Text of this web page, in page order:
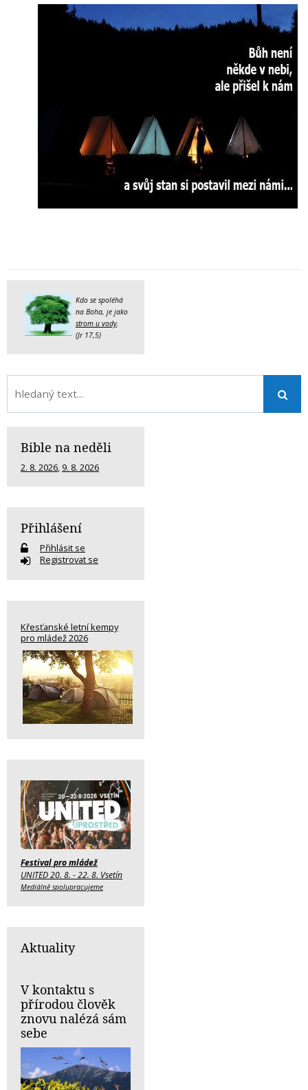
Kdo se spoléhá
na Boha, je jako
strom u vody
(Jr 17,5)
Bible na neděli
2. 8. 2026 9. 8. 2026
Přihlášení
Přihlásit se
Registrovat se
Křesťanské letní kempy
pro mládež 2026
Festival pro mládež
UNITED 20. 8. - 22. 8. Vsetín
Mediálně spolupracujeme
Aktuality
V kontaktu s
přírodou člověk
znovu nalézá sám
sebe